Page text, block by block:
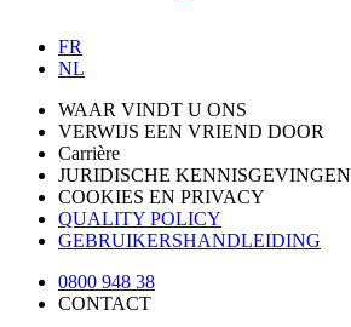
FR
NL
WAAR VINDT U ONS
VERWIJS EEN VRIEND DOOR
Carrière
JURIDISCHE KENNISGEVINGEN
COOKIES EN PRIVACY
QUALITY POLICY
GEBRUIKERSHANDLEIDING
0800 948 38
CONTACT